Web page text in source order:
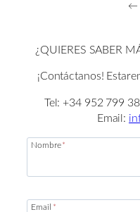
←
¿QUIERES SABER
¡Contáctanos!
Tel: +34 952 799
Email:
Nombre *
Email *